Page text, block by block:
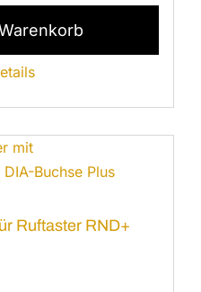
Ruftaster RND+